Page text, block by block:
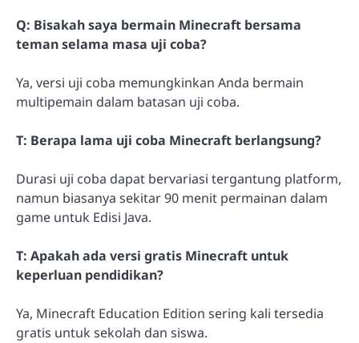
Q: Bisakah saya bermain Minecraft bersama
teman selama masa uji coba?
Ya, versi uji coba memungkinkan Anda bermain
multipemain dalam batasan uji coba.
T: Berapa lama uji coba Minecraft berlangsung?
Durasi uji coba dapat bervariasi tergantung platform,
namun biasanya sekitar 90 menit permainan dalam
game untuk Edisi Java.
T: Apakah ada versi gratis Minecraft untuk
keperluan pendidikan?
Ya, Minecraft Education Edition sering kali tersedia
gratis untuk sekolah dan siswa.